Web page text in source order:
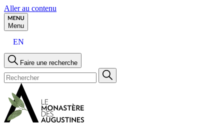
Aller au contenu
Menu
EN
Faire une recherche